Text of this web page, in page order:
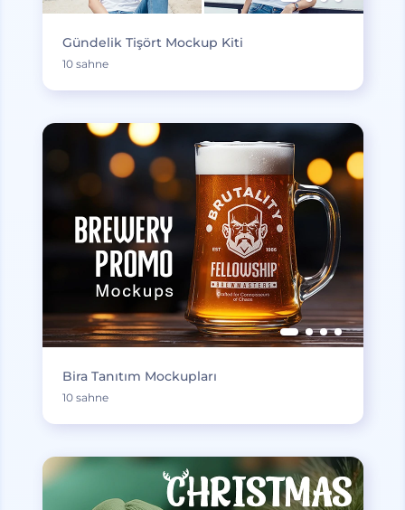
Gündelik Tişört Mockup Kiti
10 sahne
Bira Tanıtım Mockupları
10 sahne